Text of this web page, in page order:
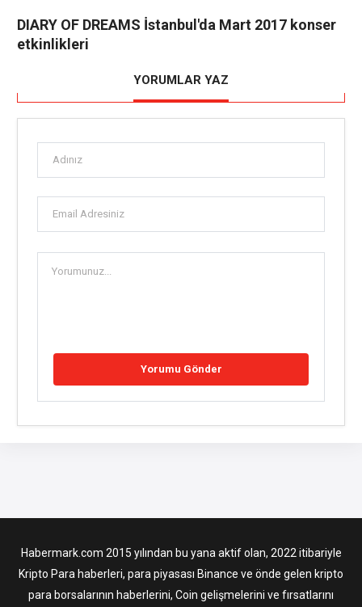
DIARY OF DREAMS İstanbul'da Mart 2017 konser
etkinlikleri
YORUMLAR YAZ
Habermark.com 2015 yılından bu yana aktif olan, 2022 itibariyle
Kripto Para haberleri, para piyasası Binance ve önde gelen kripto
para borsalarının haberlerini, Coin gelişmelerini ve fırsatlarını